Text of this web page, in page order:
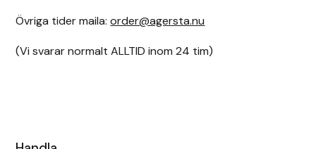
Övriga tider maila:order@agersta.nu
(Vi svarar normalt ALLTID inom 24 tim)